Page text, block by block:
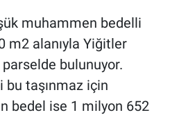
muhammen bedelli
m2 alanıyla Yiğitler
bulunuyor.
taşınmaz için
bedel ise 1 milyon 652